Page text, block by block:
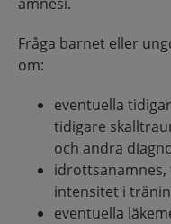
Fråga barnet eller
om:
eventuella
tidigare
och andra
intensitet i
eventuella